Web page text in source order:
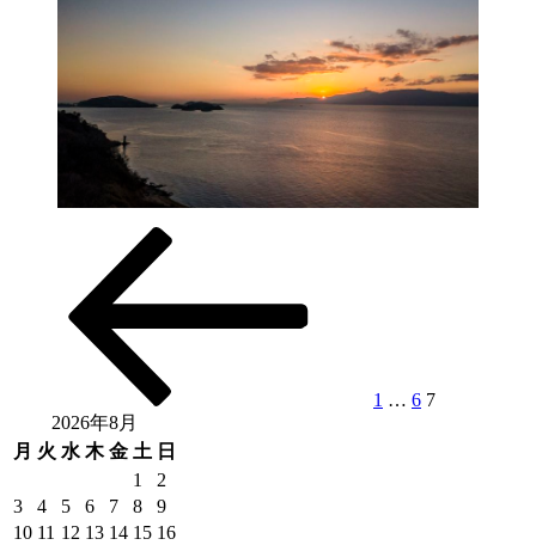
ジ
り
1 … 6 7
2026年8月
月 火 水 木 金 土 日
1
2
3
4 5 6 7 8
9
10 11 12 13 14 15 16